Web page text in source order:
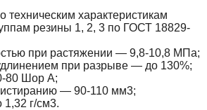
техническим характеристикам
резины 1, 2, 3 по ГОСТ 18829-
при растяжении — 9,8-10,8 МПа;
при разрыве — до 130%;
80 Шор А;
истиранию — 90-110 мм3;
г/см3.